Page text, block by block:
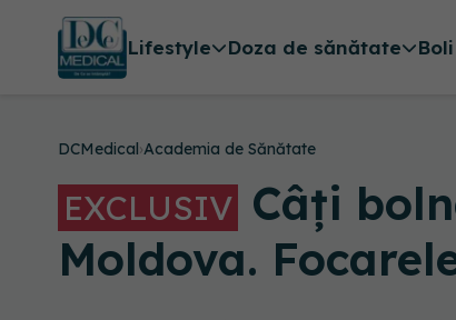
Lifestyle Doza de sănătate
DCMedical›Academia de Sănătate
EXCLUSIV Câți
Moldova.